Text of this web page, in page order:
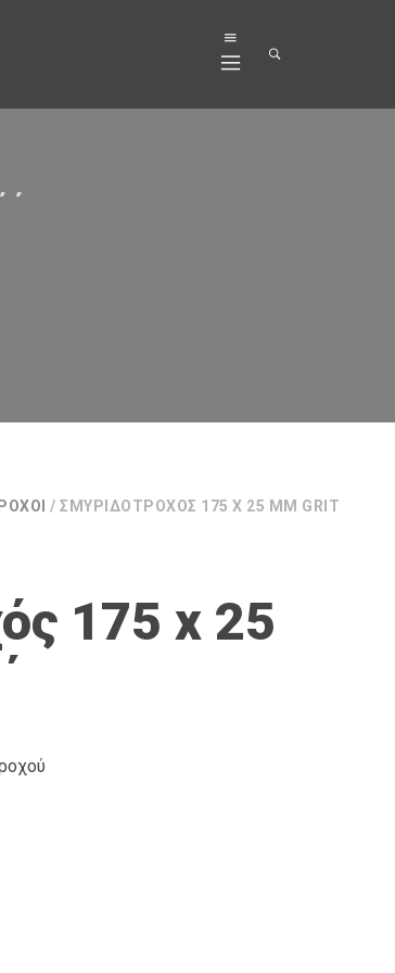
/ ΣΜΥΡΙΔΟΤΡΟΧΌΣ 175 X 25 MM GRIT
175 x 25